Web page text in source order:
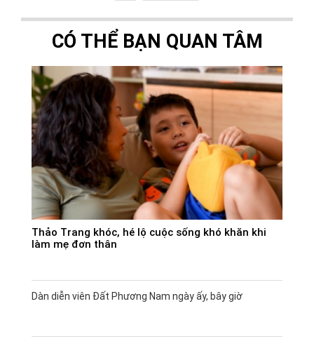
CÓ THỂ BẠN QUAN TÂM
Thảo Trang khóc, hé lộ cuộc sống khó khăn khi
làm mẹ đơn thân
Dàn diễn viên Đất Phương Nam ngày ấy, bây giờ